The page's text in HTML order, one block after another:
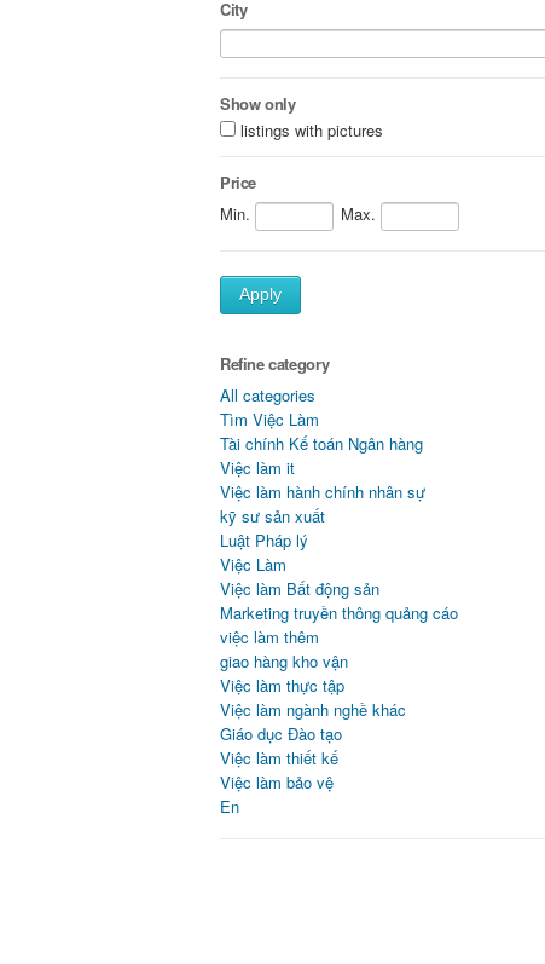
City
Show only
listings with pictures
Price
Min.
Max.
Apply
Refine category
All categories
Tìm Việc Làm
Tài chính Kế toán Ngân hàng
Việc làm it
Việc làm hành chính nhân sự
kỹ sư sản xuất
Luật Pháp lý
Việc Làm
Việc làm Bất động sản
Marketing truyền thông quảng cáo
việc làm thêm
giao hàng kho vận
Việc làm thực tập
Việc làm ngành nghề khác
Giáo dục Đào tạo
Việc làm thiết kế
Việc làm bảo vệ
En